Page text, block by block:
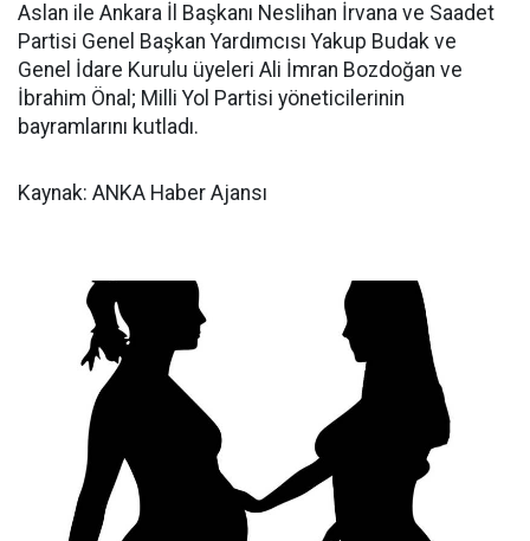
Aslan ile Ankara İl Başkanı Neslihan İrvana ve Saadet
Partisi Genel Başkan Yardımcısı Yakup Budak ve
Genel İdare Kurulu üyeleri Ali İmran Bozdoğan ve
İbrahim Önal; Milli Yol Partisi yöneticilerinin
bayramlarını kutladı.
Kaynak: ANKA Haber Ajansı